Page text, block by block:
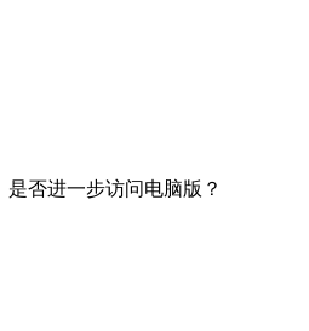
否进一步访问电脑版？